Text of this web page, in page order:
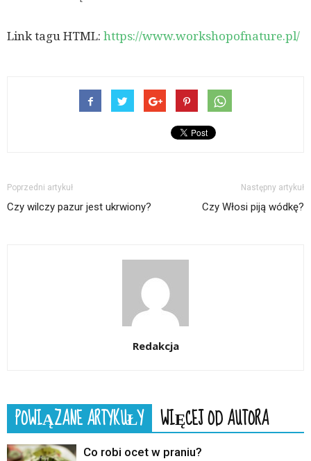
Link tagu HTML: https://www.workshopofnature.pl/
Poprzedni artykuł
Czy wilczy pazur jest ukrwiony?
Następny artykuł
Czy Włosi piją wódkę?
Redakcja
POWIĄZANE ARTYKUŁY WIĘCEJ OD AUTORA
Co robi ocet w praniu?